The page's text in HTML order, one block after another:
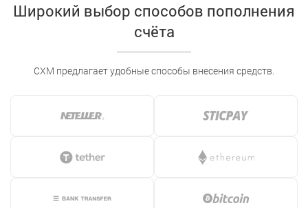
Широкий выбор способов пополнения
счёта
CXM предлагает удобные способы внесения средств.